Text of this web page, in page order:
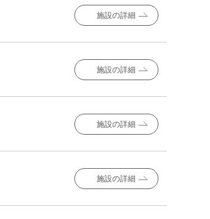
施設の詳細
施設の詳細
施設の詳細
施設の詳細